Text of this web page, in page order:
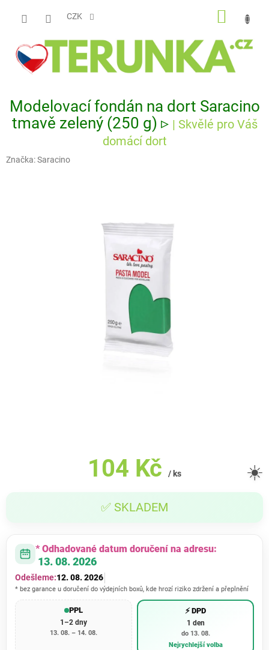
CZK
Modelovací fondán na dort Saracino
tmavě zelený (250 g) ▹ | Skvělé pro Váš
domácí dort
Značka:Saracino
104 Kč / ks
cena:
✅ SKLADEM
☀️
* Odhadované datum doručení na adresu:
13. 08. 2026
Odešleme:12. 08. 2026
* bez garance u doručení do výdejních boxů, kde hrozí riziko zdržení a přeplnění
PPL
1–2 dny
13. 08. – 14. 08.
⚡ DPD
1 den
do 13. 08.
Nejrychlejší volba